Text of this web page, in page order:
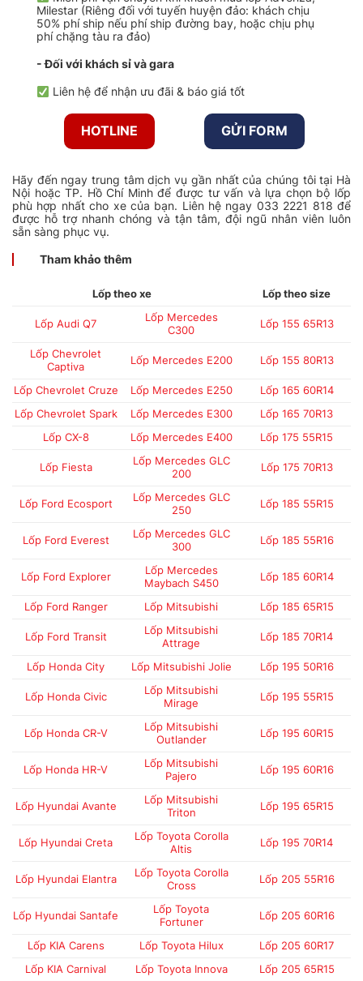
Milestar (Riêng đối với tuyến huyện đảo: khách chịu
50% phí ship nếu phí ship đường bay, hoặc chịu phụ
phí chặng tàu ra đảo)
- Đối với khách sỉ và gara
Liên hệ để nhận ưu đãi & báo giá tốt
HOTLINE GỬI FORM
Hãy đến ngay trung tâm dịch vụ gần nhất của chúng tôi tại Hà
Nội hoặc TP. Hồ Chí Minh để được tư vấn và lựa chọn bộ lốp
phù hợp nhất cho xe của bạn. Liên hệ ngay 033 2221 818 để
được hỗ trợ nhanh chóng và tận tâm, đội ngũ nhân viên luôn
sẵn sàng phục vụ.
Tham khảo thêm
Lốp theo xe Lốp theo size
Lốp Audi Q7
Lốp Mercedes
C300
Lốp 155 65R13
Lốp Chevrolet
Captiva
Lốp Mercedes E200 Lốp 155 80R13
Lốp Chevrolet Cruze Lốp Mercedes E250
Lốp 165 60R14
Lốp Chevrolet Spark
Lốp Mercedes E300
Lốp 165 70R13
Lốp CX-8
Lốp Mercedes E400 Lốp 175 55R15
Lốp Fiesta
Lốp Mercedes GLC
200
Lốp 175 70R13
Lốp Ford Ecosport
Lốp Mercedes GLC
250
Lốp 185 55R15
Lốp Ford Everest
Lốp Mercedes GLC
300
Lốp 185 55R16
Lốp Ford Explorer
Lốp Mercedes
Maybach S450
Lốp 185 60R14
Lốp Ford Ranger Lốp Mitsubishi Lốp 185 65R15
Lốp Ford Transit
Lốp Mitsubishi
Attrage
Lốp 185 70R14
Lốp Honda City Lốp Mitsubishi Jolie Lốp 195 50R16
Lốp Honda Civic
Lốp Mitsubishi
Mirage
Lốp 195 55R15
Lốp Honda CR-V
Lốp Mitsubishi
Outlander
Lốp 195 60R15
Lốp Honda HR-V
Lốp Mitsubishi
Pajero
Lốp 195 60R16
Lốp Hyundai Avante
Lốp Mitsubishi
Triton
Lốp 195 65R15
Lốp Hyundai Creta
Lốp Toyota Corolla
Altis
Lốp 195 70R14
Lốp Hyundai Elantra
Lốp Toyota Corolla
Cross
Lốp 205 55R16
Lốp Hyundai Santafe
Lốp Toyota
Fortuner
Lốp 205 60R16
Lốp KIA Carens Lốp Toyota Hilux
Lốp 205 60R17
Lốp KIA Carnival
Lốp Toyota Innova Lốp 205 65R15